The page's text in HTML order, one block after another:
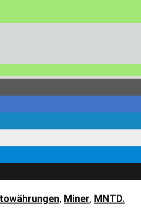
, Miner, MNTD.